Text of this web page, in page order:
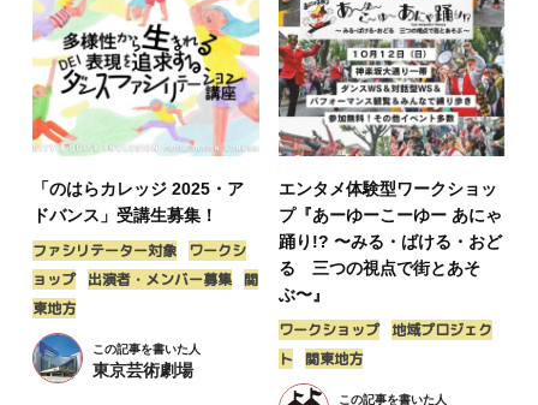
「のはらカレッジ 2025・ア
ドバンス」受講生募集！
ファシリテーター対象
ワークシ
ョップ
出演者・メンバー募集 関
東地方
この記事を書いた人
東京芸術劇場
エンタメ体験型ワークショッ
プ『あーゆーこーゆー あにゃ
踊り!? 〜みる・ばける・おど
る 三つの視点で街とあそ
ぶ〜』
ワークショップ 地域プロジェク
ト
関東地方
この記事を書いた人